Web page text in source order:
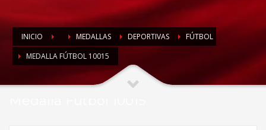
INICIO MEDALLAS DEPORTIVAS
FÚTBOL
MEDALLA FÚTBOL 10015